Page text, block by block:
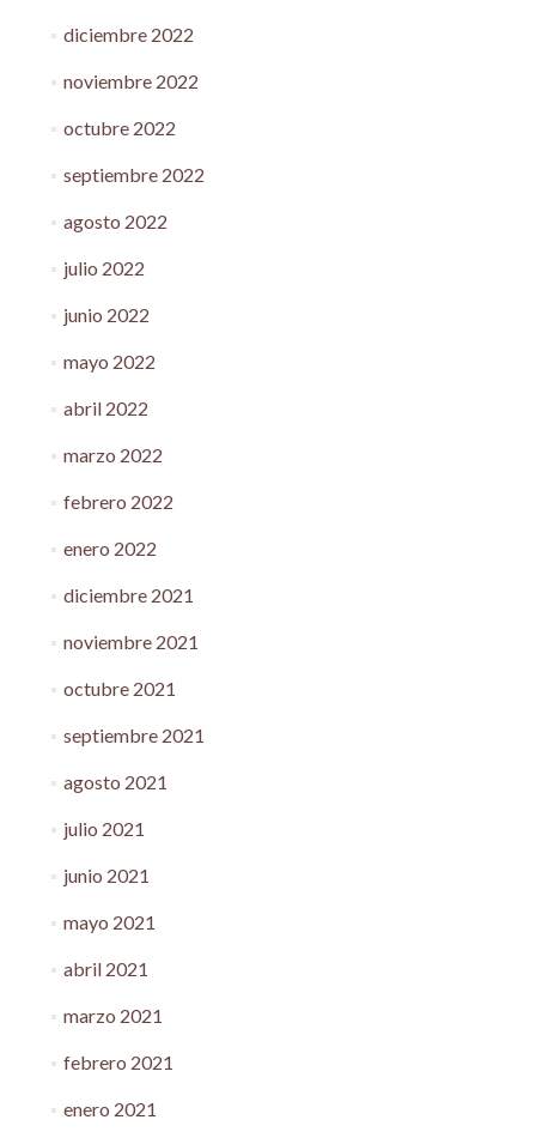
diciembre 2022
noviembre 2022
octubre 2022
septiembre 2022
agosto 2022
julio 2022
junio 2022
mayo 2022
abril 2022
marzo 2022
febrero 2022
enero 2022
diciembre 2021
noviembre 2021
octubre 2021
septiembre 2021
agosto 2021
julio 2021
junio 2021
mayo 2021
abril 2021
marzo 2021
febrero 2021
enero 2021